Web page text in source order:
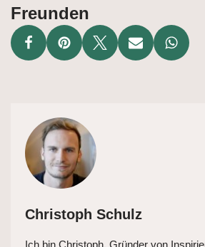
Freunden
Christoph Schulz
Ich bin Christoph, Gründer von